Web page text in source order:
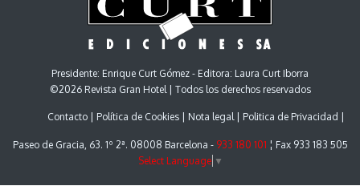
Presidente: Enrique Curt Gómez - Editora: Laura Curt Iborra
©2026 Revista Gran Hotel | Todos los derechos reservados
Contacto Política de Cookies Nota legal Politica de Privacidad
Paseo de Gracia, 63. 1º 2ª. 08008 Barcelona - 933 180 101 ¦ Fax 933 183 505
Select Language ▼